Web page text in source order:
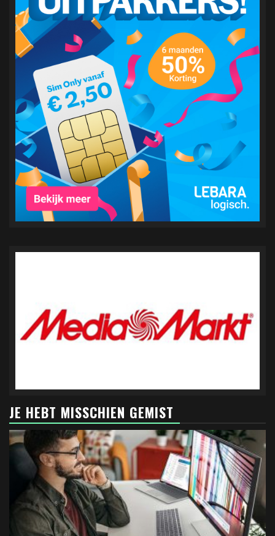
JE HEBT MISSCHIEN GEMIST